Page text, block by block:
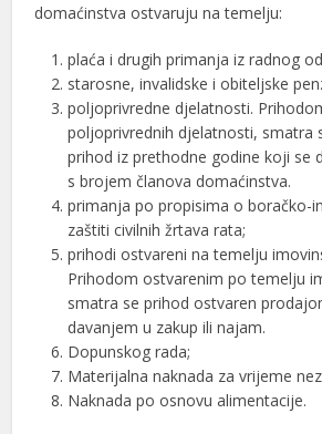
domaćinstva ostvaruju na temelju:
plaća i drugih primanja iz radnog
starosne, invalidske i obiteljske
poljoprivredne djelatnosti.
poljoprivrednih djelatnosti, smatra
prihod iz prethodne godine koji se
s brojem članova domaćinstva.
primanja po propisima o boračko-
zaštiti civilnih žrtava rata;
prihodi ostvareni na temelju
Prihodom ostvarenim po temelju
smatra se prihod ostvaren
davanjem u zakup ili najam.
Dopunskog rada;
Materijalna naknada za vrijeme
Naknada po osnovu alimentacije.